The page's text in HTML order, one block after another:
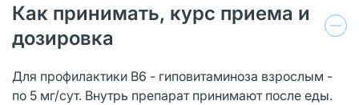
Как принимать, курс приема и
дозировка
Для профилактики В6 - гиповитаминоза взрослым -
по 5 мг/сут. Внутрь препарат принимают после еды.